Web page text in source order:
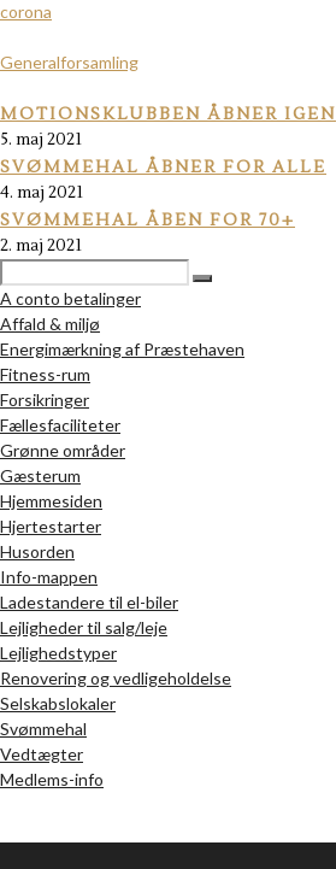
corona
Generalforsamling
MOTIONSKLUBBEN ÅBNER IGEN
5. maj 2021
SVØMMEHAL ÅBNER FOR ALLE
4. maj 2021
SVØMMEHAL ÅBEN FOR 70+
2. maj 2021
A conto betalinger
Affald & miljø
Energimærkning af Præstehaven
Fitness-rum
Forsikringer
Fællesfaciliteter
Grønne områder
Gæsterum
Hjemmesiden
Hjertestarter
Husorden
Info-mappen
Ladestandere til el-biler
Lejligheder til salg/leje
Lejlighedstyper
Renovering og vedligeholdelse
Selskabslokaler
Svømmehal
Vedtægter
Medlems-info